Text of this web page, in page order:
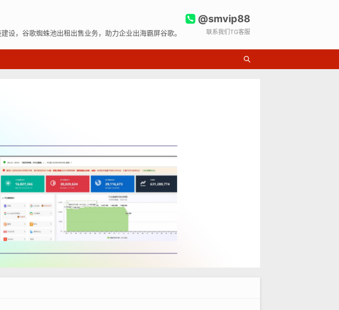
设，谷歌蜘蛛池出租出售业务，助力企业出海霸屏谷歌。
@smvip88
联系我们TG客服